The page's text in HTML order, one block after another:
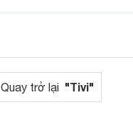
Quay trở lại "Tivi"